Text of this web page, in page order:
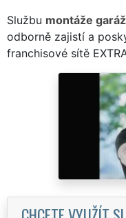
Službu montáže
odborně zajistí a
franchisové sítě